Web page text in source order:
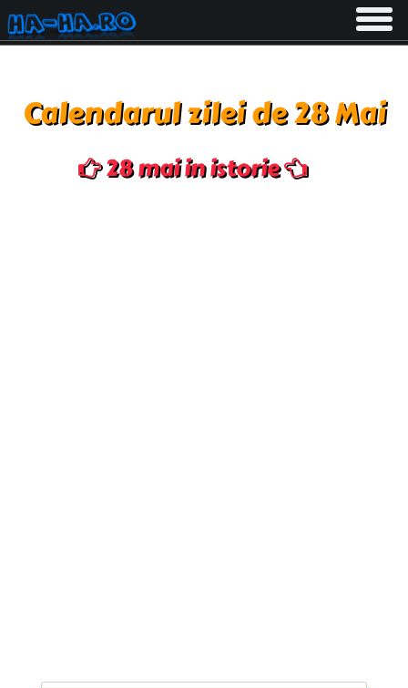
Toggle
Calendarul zilei de 28 Mai
28 mai in istorie